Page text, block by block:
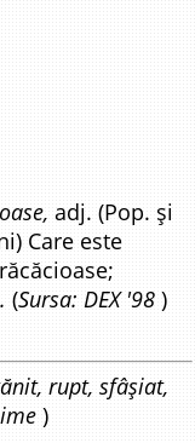
adj. (Pop. și
Care este
(Sursa: DEX '98 )
rupt, sfâșiat,
)